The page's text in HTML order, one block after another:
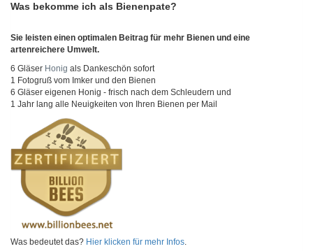
Was bekomme ich als Bienenpate?
Sie leisten einen optimalen Beitrag für mehr Bienen und eine
artenreichere Umwelt.
6 Gläser Honig als Dankeschön sofort
1 Fotogruß vom Imker und den Bienen
6 Gläser eigenen Honig - frisch nach dem Schleudern und
1 Jahr lang alle Neuigkeiten von Ihren Bienen per Mail
Was bedeutet das? Hier klicken für mehr Infos.